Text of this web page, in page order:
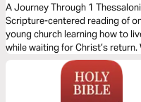
A Journey Through 1
Scripture-centered reading of
young church learning how to
while waiting for Christ’s
this plan helps you focus on
in hope as you read one chapter